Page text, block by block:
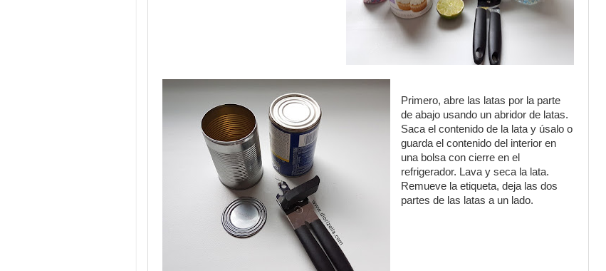
Primero, abre las latas por la parte
de abajo usando un abridor de latas.
Saca el contenido de la lata y úsalo o
guarda el contenido del interior en
una bolsa con cierre en el
refrigerador. Lava y seca la lata.
Remueve la etiqueta, deja las dos
partes de las latas a un lado.